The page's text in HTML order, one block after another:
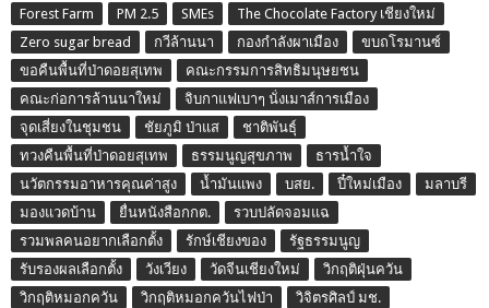
Forest Farm PM 2.5 SMEs
The Chocolate Factory เชียงใหม่
Zero sugar bread
กวีล้านนา กองกำลังผาเมือง
ขบถโรมานซ์
ขอคืนพื้นที่ป่าดอยสุเทพ
คณะกรรมการสิทธิมนุษยชน
คณะก่อการล้านนาใหม่
จิบกาแฟเบาๆ นั่งเมาส์การเมือง
จุดเสี่ยงในชุมชน
ชัยภูมิ ป่าแส
ชาติพันธุ์
ทวงคืนพื้นที่ป่าดอยสุเทพ
ธรรมนูญสุขภาพ
ธารน้ำใจ
นวัตกรรมอาหารคุณค่าสูง
น้ำมันแพง บสย. ปี๋ใหม่เมือง
มลาบรี
มองแวดบ้าน
ยื่นหนังสือกกต.
รวบปลัดจอมแฉ
รวมพลคนอยากเลือกตั้ง
รักษ์เชียงของ
รัฐธรรมนูญ
รับรองผลเลือกตั้ง
วังเวียง วัดจีนเชียงใหม่
วิกฤติฝุ่นควัน
วิกฤติหมอกควัน
วิกฤติหมอกควันไฟป่า
วิจิตรศิลป์ มช.